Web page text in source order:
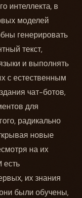
интеллекта, в
моделей
генерировать
текст,
и выполнять
с естественным
чат-ботов,
для
радикально
новые
на их
есть
их знания
были обучены,